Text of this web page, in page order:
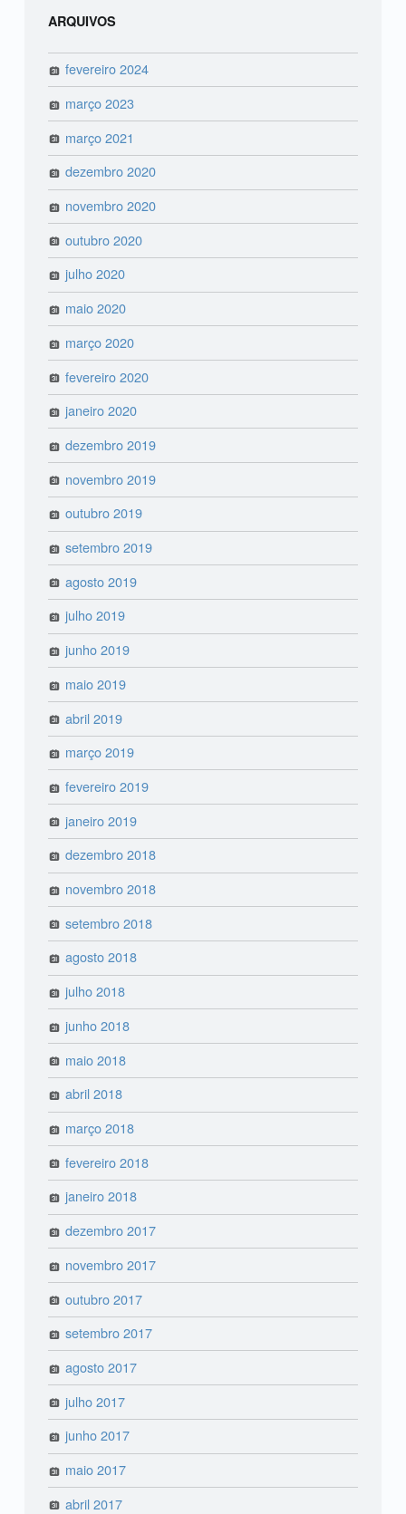
ARQUIVOS
fevereiro 2024
março 2023
março 2021
dezembro 2020
novembro 2020
outubro 2020
julho 2020
maio 2020
março 2020
fevereiro 2020
janeiro 2020
dezembro 2019
novembro 2019
outubro 2019
setembro 2019
agosto 2019
julho 2019
junho 2019
maio 2019
abril 2019
março 2019
fevereiro 2019
janeiro 2019
dezembro 2018
novembro 2018
setembro 2018
agosto 2018
julho 2018
junho 2018
maio 2018
abril 2018
março 2018
fevereiro 2018
janeiro 2018
dezembro 2017
novembro 2017
outubro 2017
setembro 2017
agosto 2017
julho 2017
junho 2017
maio 2017
abril 2017